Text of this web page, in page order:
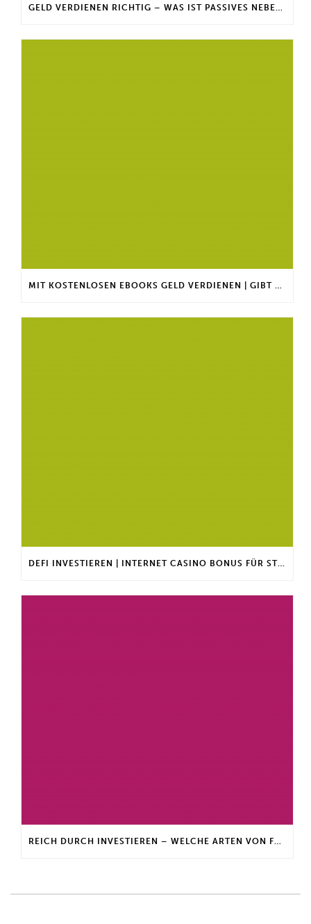
GELD VERDIENEN RICHTIG – WAS IST PASSIVES NEBENEINKOMMEN?
MIT KOSTENLOSEN EBOOKS GELD VERDIENEN | GIBT ES EINEN MAXIMALEN ANLAGEBETRAG?